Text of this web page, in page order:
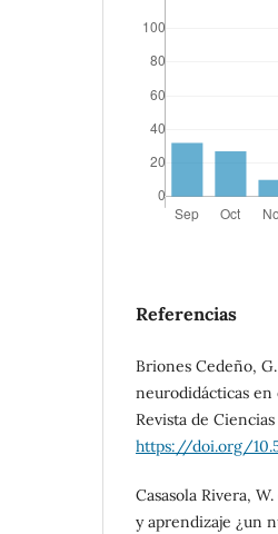
Referencias
Briones Cedeño,
neurodidácticas en
Revista de Ciencias
https://doi.org/
Casasola Rivera,
y aprendizaje ¿un